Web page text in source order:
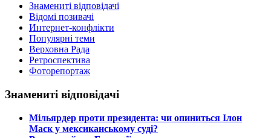
Знамениті відповідачі
Відомі позивачі
Интернет-конфлікти
Популярні теми
Верховна Рада
Ретроспектива
Фоторепортаж
Знамениті відповідачі
​Мільярдер проти президента: чи опиниться Ілон
Маск у мексиканському суді?